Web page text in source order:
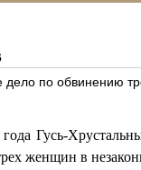
дело по обвинению
Гусь-
женщин в